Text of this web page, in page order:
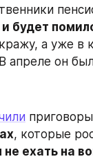
будет
а уже в
апреле он
, которые
ехать на